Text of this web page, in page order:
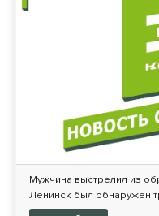
Мужчина выстрелил из
Ленинск был обнаружен